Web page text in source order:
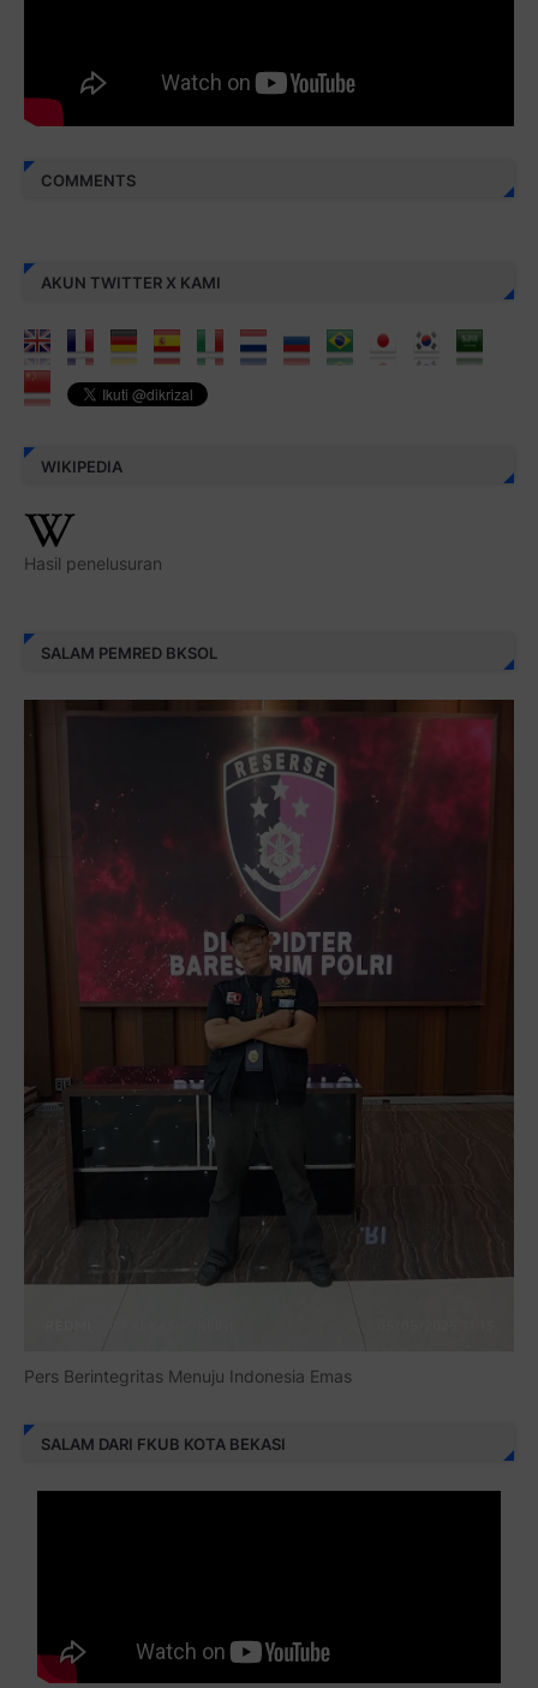
COMMENTS
AKUN TWITTER X KAMI
WIKIPEDIA
Hasil penelusuran
SALAM PEMRED BKSOL
Pers Berintegritas Menuju Indonesia Emas
SALAM DARI FKUB KOTA BEKASI